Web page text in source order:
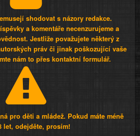
shodovat s názory redakce.
a komentáře necenzurujeme a
Jestliže považujete některý z
práv či jinak poškozující vaše
nám to přes kontaktní formulář.
pro děti a mládež. Pokud máte méně
let, odejděte, prosím!